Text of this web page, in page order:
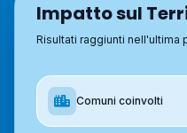
Impatto sul
Risultati raggiunti nell'ultima
Comuni coinvolti